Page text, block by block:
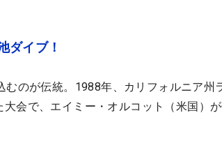
ダイブ！
のが伝統。1988年、カリフォルニア州
会で、エイミー・オルコット（米国）